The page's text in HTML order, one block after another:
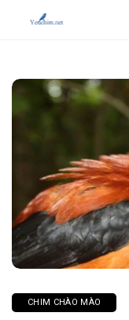
CHIM CHÀO MÀO